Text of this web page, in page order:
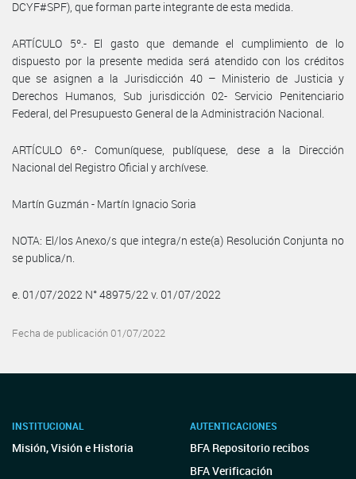
DCYF#SPF), que forman parte integrante de esta medida.
ARTÍCULO 5º.- El gasto que demande el cumplimiento de lo
dispuesto por la presente medida será atendido con los créditos
que se asignen a la Jurisdicción 40 – Ministerio de Justicia y
Derechos Humanos, Sub jurisdicción 02- Servicio Penitenciario
Federal, del Presupuesto General de la Administración Nacional.
ARTÍCULO 6º.- Comuníquese, publíquese, dese a la Dirección
Nacional del Registro Oficial y archívese.
Martín Guzmán - Martín Ignacio Soria
NOTA: El/los Anexo/s que integra/n este(a) Resolución Conjunta no
se publica/n.
e. 01/07/2022 N° 48975/22 v. 01/07/2022
Fecha de publicación 01/07/2022
INSTITUCIONAL
Misión, Visión e Historia
AUTENTICACIONES
BFA Repositorio recibos
BFA Verificación